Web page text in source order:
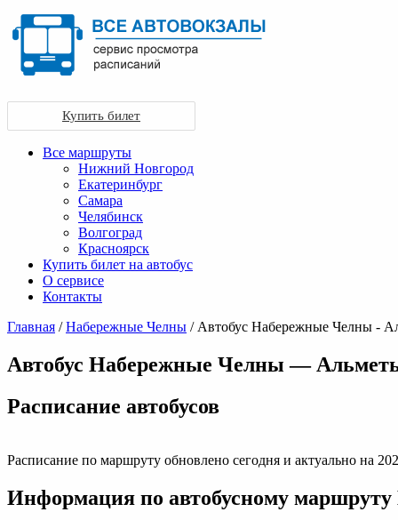
Купить билет
Все маршруты
Нижний Новгород
Екатеринбург
Самара
Челябинск
Волгоград
Красноярск
Купить билет на автобус
О сервисе
Контакты
Главная /Набережные Челны / Автобус Набережные Челны -
Автобус Набережные Челны —
Раcписание автобусов
Расписание по маршруту обновлено сегодня и актуально на
Информация по автобусному